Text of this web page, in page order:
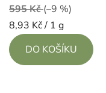
595 Kč (–9 %)
Měrná
cena:
8,93 Kč / 1 g
DO KOŠÍKU